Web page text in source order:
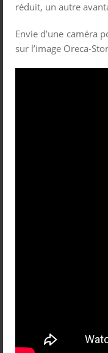
réduit, un autre
Envie d’une caméra
sur l’image Oreca-